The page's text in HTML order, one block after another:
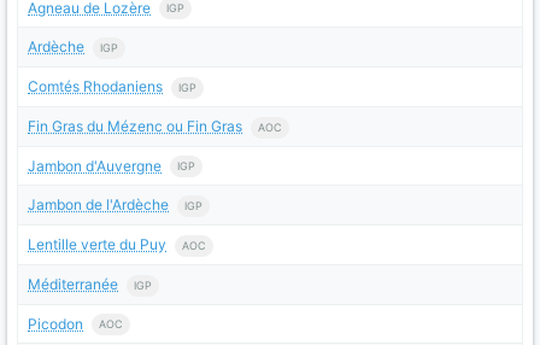
Agneau de Lozère IGP
Ardèche IGP
Comtés Rhodaniens IGP
Fin Gras du Mézenc ou Fin Gras AOC
Jambon d'Auvergne IGP
Jambon de l'Ardèche IGP
Lentille verte du Puy AOC
Méditerranée IGP
Picodon AOC